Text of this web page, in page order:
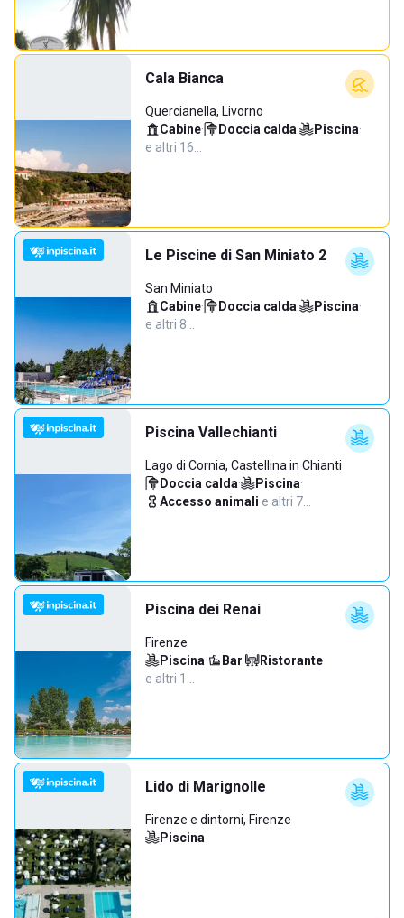
Cala Bianca
Quercianella, Livorno
Cabine· Doccia calda· Piscina·
e altri 16…
Le Piscine di San Miniato 2
San Miniato
Cabine· Doccia calda· Piscina·
e altri 8…
Piscina Vallechianti
Lago di Cornia, Castellina in Chianti
Doccia calda· Piscina·
Accesso animali·e altri 7…
Piscina dei Renai
Firenze
Piscina· Bar· Ristorante·
e altri 1…
Lido di Marignolle
Firenze e dintorni, Firenze
Piscina